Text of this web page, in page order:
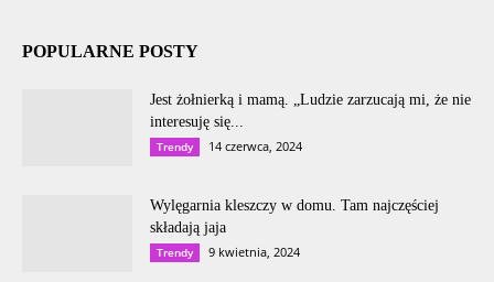
POPULARNE POSTY
Jest żołnierką i mamą. „Ludzie zarzucają mi, że nie
interesuję się...
Trendy 14 czerwca, 2024
Wylęgarnia kleszczy w domu. Tam najczęściej
składają jaja
Trendy 9 kwietnia, 2024